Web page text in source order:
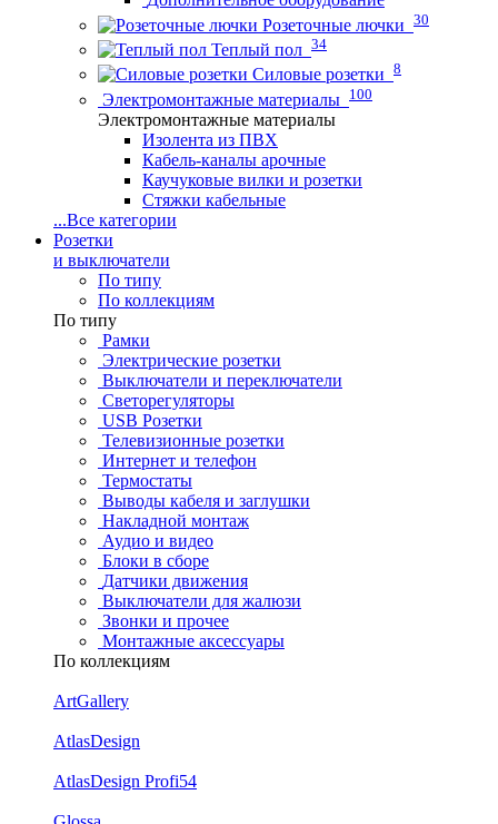
Розеточные лючки 30
Теплый пол 34
Силовые розетки 8
Электромонтажные материалы 100
Электромонтажные материалы
Изолента из ПВХ
Кабель-каналы арочные
Каучуковые вилки и розетки
Стяжки кабельные
...Все категории
Розетки
и выключатели
По типу
По коллекциям
По типу
Рамки
Электрические розетки
Выключатели и переключатели
Светорегуляторы
USB Розетки
Телевизионные розетки
Интернет и телефон
Термостаты
Выводы кабеля и заглушки
Накладной монтаж
Аудио и видео
Блоки в сборе
Датчики движения
Выключатели для жалюзи
Звонки и прочее
Монтажные аксессуары
По коллекциям
ArtGallery
AtlasDesign
AtlasDesign Profi54